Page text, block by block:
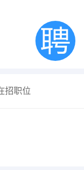
招职位